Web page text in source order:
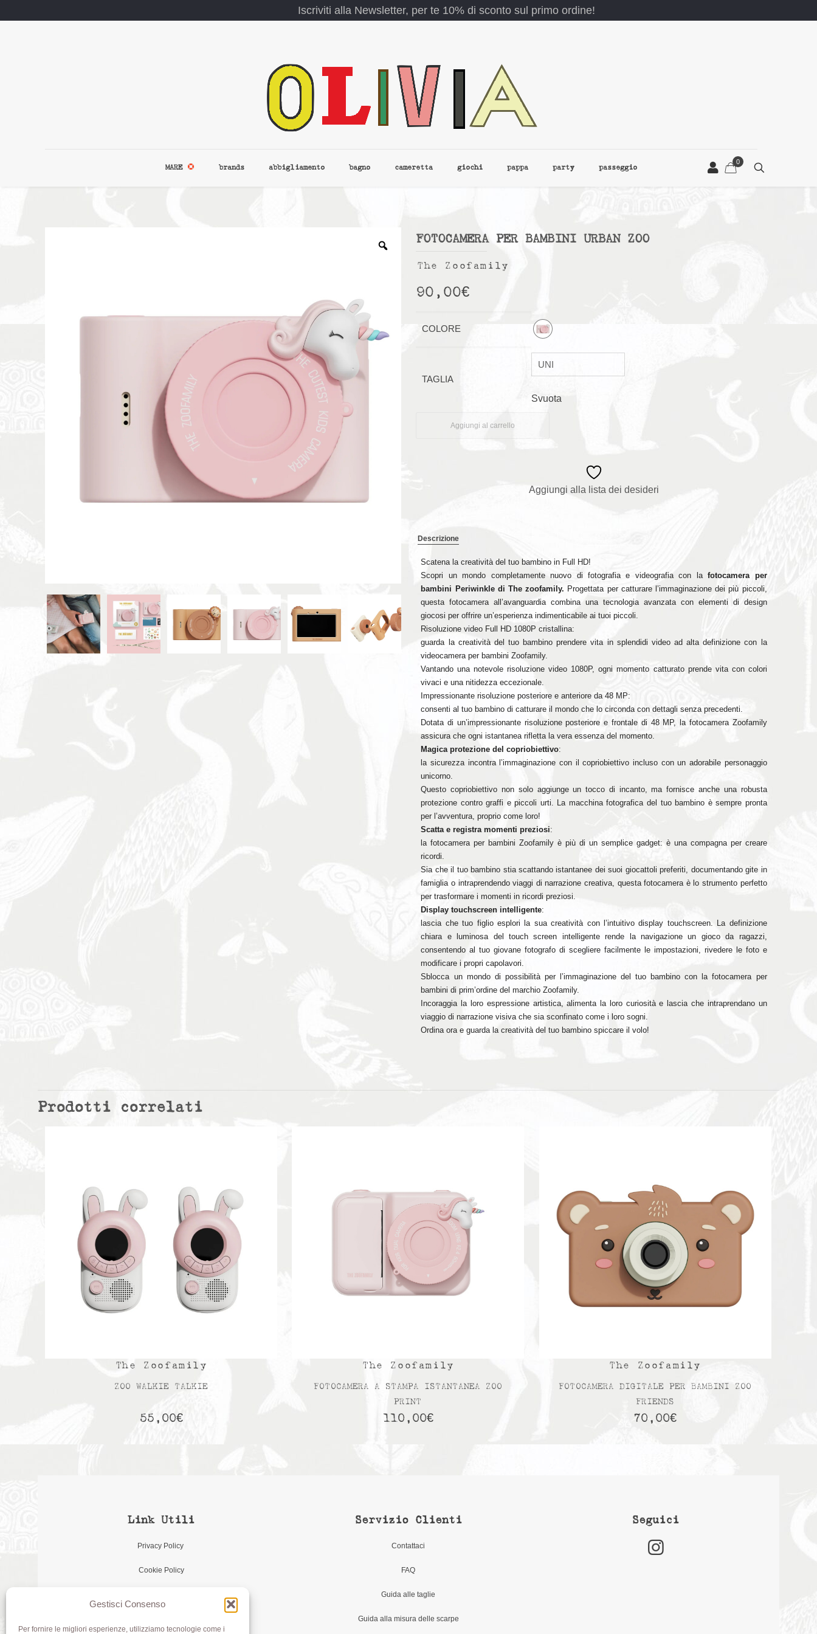
Gestisci Consenso
Per fornire le migliori esperienze, utilizziamo tecnologie come i
Iscriviti alla Newsletter, per te 10% di sconto sul primo ordine!
MARE brands abbigliamento bagno cameretta giochi pappa party passeggio
0
FOTOCAMERA PER BAMBINI URBAN ZOO
The Zoofamily
90,00€
COLORE
TAGLIA
Svuota
Aggiungi al carrello
Aggiungi alla lista dei desideri
Descrizione
Scatena la creatività del tuo bambino in Full HD!
Scopri un mondo completamente nuovo di fotografia e videografia con lafotocamera per
bambini Periwinkle di The zoofamily. Progettata per catturare l’immaginazione dei più piccoli,
questa fotocamera all’avanguardia combina una tecnologia avanzata con elementi di design
giocosi per offrire un’esperienza indimenticabile ai tuoi piccoli.
Risoluzione video Full HD 1080P cristallina:
guarda la creatività del tuo bambino prendere vita in splendidi video ad alta definizione con la
videocamera per bambini Zoofamily.
Vantando una notevole risoluzione video 1080P, ogni momento catturato prende vita con colori
vivaci e una nitidezza eccezionale.
Impressionante risoluzione posteriore e anteriore da 48 MP:
consenti al tuo bambino di catturare il mondo che lo circonda con dettagli senza precedenti.
Dotata di un’impressionante risoluzione posteriore e frontale di 48 MP, la fotocamera Zoofamily
assicura che ogni istantanea rifletta la vera essenza del momento.
Magica protezione del copriobiettivo:
la sicurezza incontra l’immaginazione con il copriobiettivo incluso con un adorabile personaggio
unicorno.
Questo copriobiettivo non solo aggiunge un tocco di incanto, ma fornisce anche una robusta
protezione contro graffi e piccoli urti. La macchina fotografica del tuo bambino è sempre pronta
per l’avventura, proprio come loro!
Scatta e registra momenti preziosi:
la fotocamera per bambini Zoofamily è più di un semplice gadget: è una compagna per creare
ricordi.
Sia che il tuo bambino stia scattando istantanee dei suoi giocattoli preferiti, documentando gite in
famiglia o intraprendendo viaggi di narrazione creativa, questa fotocamera è lo strumento perfetto
per trasformare i momenti in ricordi preziosi.
Display touchscreen intelligente:
lascia che tuo figlio esplori la sua creatività con l’intuitivo display touchscreen. La definizione
chiara e luminosa del touch screen intelligente rende la navigazione un gioco da ragazzi,
consentendo al tuo giovane fotografo di scegliere facilmente le impostazioni, rivedere le foto e
modificare i propri capolavori.
Sblocca un mondo di possibilità per l’immaginazione del tuo bambino con la fotocamera per
bambini di prim’ordine del marchio Zoofamily.
Incoraggia la loro espressione artistica, alimenta la loro curiosità e lascia che intraprendano un
viaggio di narrazione visiva che sia sconfinato come i loro sogni.
Ordina ora e guarda la creatività del tuo bambino spiccare il volo!
Prodotti correlati
The Zoofamily
ZOO WALKIE TALKIE
55,00€
The Zoofamily
FOTOCAMERA A STAMPA ISTANTANEA ZOO
PRINT
110,00€
The Zoofamily
FOTOCAMERA DIGITALE PER BAMBINI ZOO
FRIENDS
70,00€
Link Utili
Privacy Policy
Cookie Policy
Servizio Clienti
Contattaci
FAQ
Guida alle taglie
Guida alla misura delle scarpe
Seguici